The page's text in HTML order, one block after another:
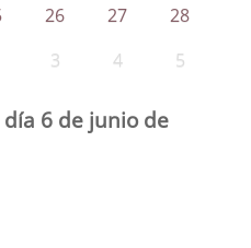
26 27
28
3 4 5
6 de junio de